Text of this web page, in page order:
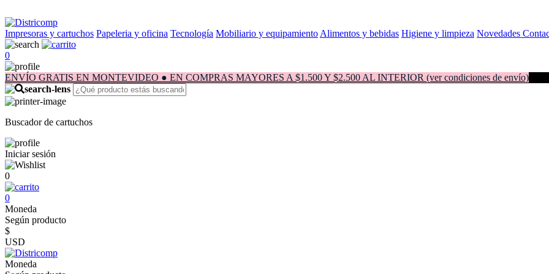
Impresoras y cartuchos Papeleria y oficina Tecnología Mobiliario y equipamiento Alimentos y bebidas Higiene y limpieza Novedades
0
ENVÍO GRATIS EN MONTEVIDEO ● EN COMPRAS MAYORES A $1.500 Y $2.500 AL INTERIOR (ver condiciones de envío)
Buscador de cartuchos
Iniciar sesión
0
0
Moneda
Según producto
$
USD
Moneda